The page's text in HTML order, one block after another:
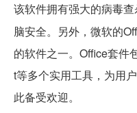
该软件拥有强大的病毒
脑安全。另外，微软的
的软件之一。Office套件
t等多个实用工具，为用
此备受欢迎。